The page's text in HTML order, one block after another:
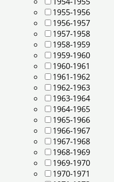
1955-1956
1956-1957
1957-1958
1958-1959
1959-1960
1960-1961
1961-1962
1962-1963
1963-1964
1964-1965
1965-1966
1966-1967
1967-1968
1968-1969
1969-1970
1970-1971